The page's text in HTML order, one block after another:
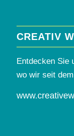
CREATIV
Entdecken Sie
wo wir seit